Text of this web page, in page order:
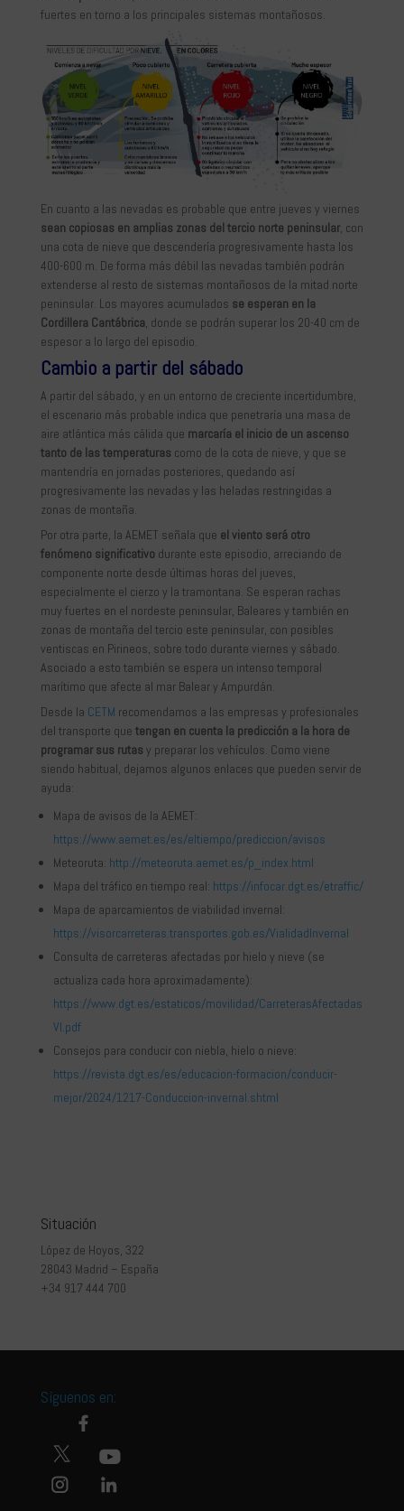
fuertes en torno a los principales sistemas montañosos.
En cuanto a las nevadas es probable que entre jueves y viernes
sean copiosas en amplias zonas del tercio norte peninsular, con
una cota de nieve que descendería progresivamente hasta los
400-600 m. De forma más débil las nevadas también podrán
extenderse al resto de sistemas montañosos de la mitad norte
peninsular. Los mayores acumulados se esperan en la
Cordillera Cantábrica, donde se podrán superar los 20-40 cm de
espesor a lo largo del episodio.
Cambio a partir del sábado
A partir del sábado, y en un entorno de creciente incertidumbre,
el escenario más probable indica que penetraría una masa de
aire atlántica más cálida que marcaría el inicio de un ascenso
tanto de las temperaturas como de la cota de nieve, y que se
mantendría en jornadas posteriores, quedando así
progresivamente las nevadas y las heladas restringidas a
zonas de montaña.
Por otra parte, la AEMET señala que el viento será otro
fenómeno significativo durante este episodio, arreciando de
componente norte desde últimas horas del jueves,
especialmente el cierzo y la tramontana. Se esperan rachas
muy fuertes en el nordeste peninsular, Baleares y también en
zonas de montaña del tercio este peninsular, con posibles
ventiscas en Pirineos, sobre todo durante viernes y sábado.
Asociado a esto también se espera un intenso temporal
marítimo que afecte al mar Balear y Ampurdán.
Desde la CETM recomendamos a las empresas y profesionales
del transporte que tengan en cuenta la predicción a la hora de
programar sus rutas y preparar los vehículos. Como viene
siendo habitual, dejamos algunos enlaces que pueden servir de
ayuda:
Mapa de avisos de la AEMET:
https://www.aemet.es/es/eltiempo/prediccion/avisos
Meteoruta: http://meteoruta.aemet.es/p_index.html
Mapa del tráfico en tiempo real: https://infocar.dgt.es/etraffic/
Mapa de aparcamientos de viabilidad invernal:
https://visorcarreteras.transportes.gob.es/VialidadInvernal
Consulta de carreteras afectadas por hielo y nieve (se
actualiza cada hora aproximadamente):
https://www.dgt.es/estaticos/movilidad/CarreterasAfectadas
VI.pdf
Consejos para conducir con niebla, hielo o nieve:
https://revista.dgt.es/es/educacion-formacion/conducir-
mejor/2024/1217-Conduccion-invernal.shtml
Situación
López de Hoyos, 322
28043 Madrid – España
+34 917 444 700
Síguenos en: